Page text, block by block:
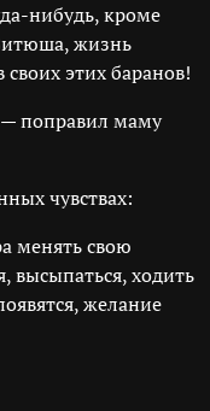
нибудь, кроме
жизнь
этих баранов!
— поправил маму
чувствах:
менять свою
высыпаться, ходить
желание